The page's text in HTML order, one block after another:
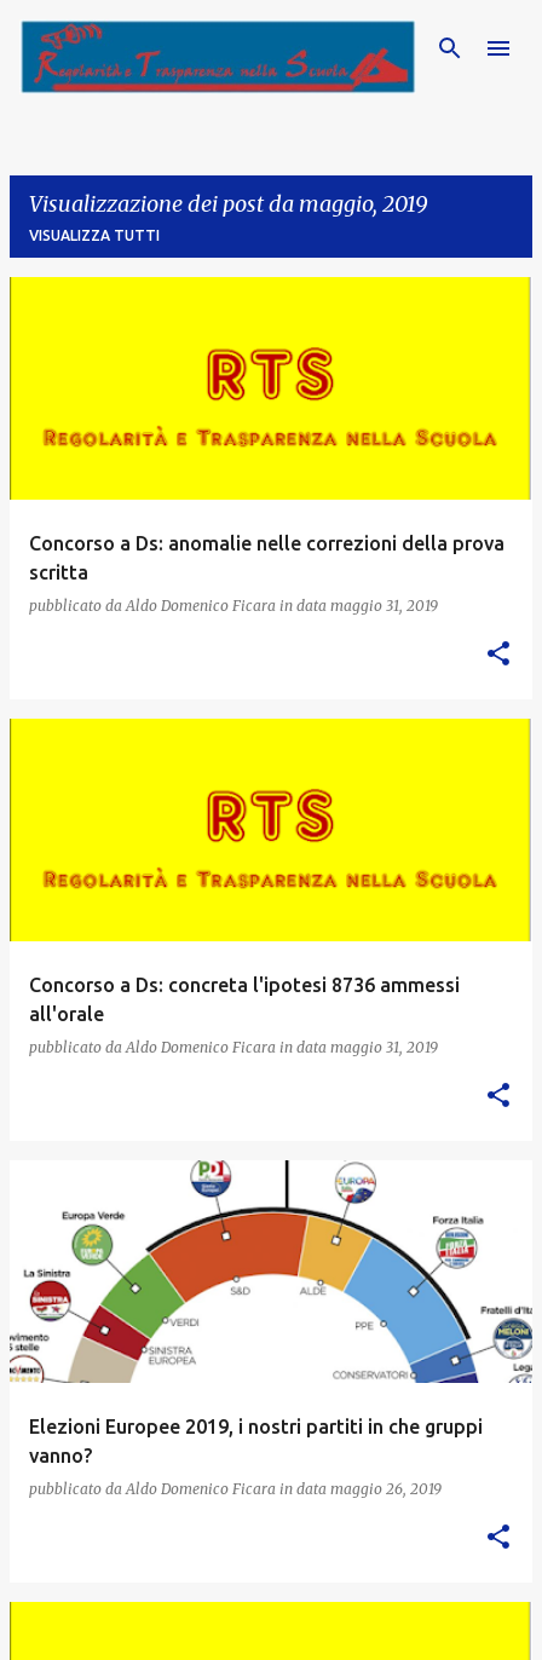
Passa ai contenuti principali
Visualizzazione dei post da maggio, 2019
VISUALIZZA TUTTI
Concorso a Ds: anomalie nelle correzioni della prova
scritta
pubblicato da Aldo Domenico Ficara in data maggio 31, 2019
Concorso a Ds: concreta l'ipotesi 8736 ammessi
all'orale
pubblicato da Aldo Domenico Ficara in data maggio 31, 2019
Elezioni Europee 2019, i nostri partiti in che gruppi
vanno?
pubblicato da Aldo Domenico Ficara in data maggio 26, 2019